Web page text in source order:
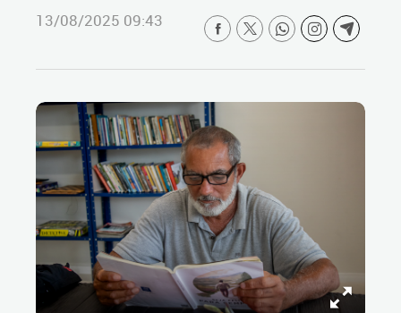
13/08/2025 09:43